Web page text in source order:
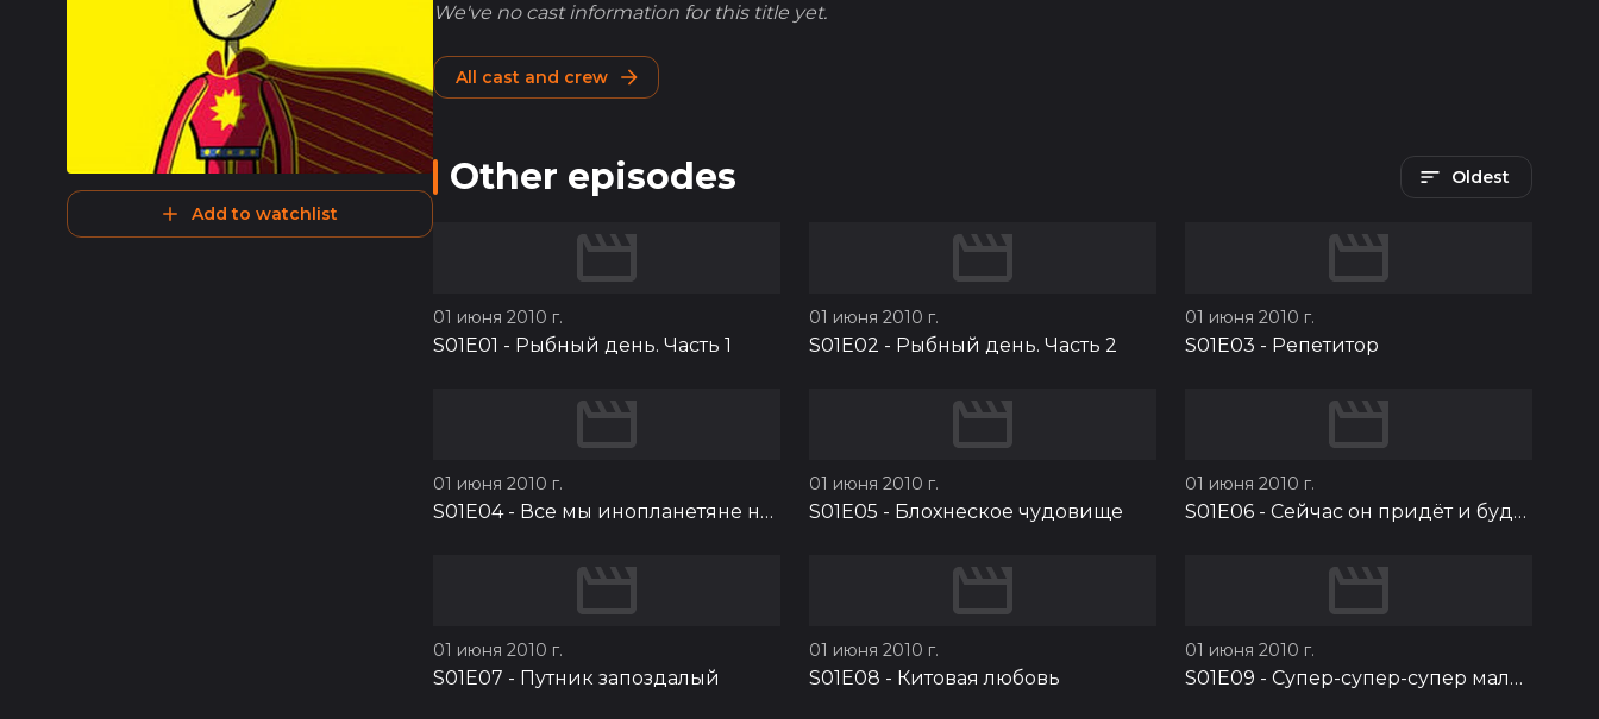
Add to watchlist
We've no cast information for this title yet.
All cast and crew
Other episodes Oldest
01 июня 2010 г.
S01E01 - Рыбный день. Часть 1
01 июня 2010 г.
S01E02 - Рыбный день. Часть 2
01 июня 2010 г.
S01E03 - Репетитор
01 июня 2010 г.
S01E04- Все мы инопланетяне на этой земле
01 июня 2010 г.
S01E05 - Блохнеское чудовище
01 июня 2010 г.
S01E06 - Сейчас он придёт и будет весело
01 июня 2010 г.
S01E07 - Путник запоздалый
01 июня 2010 г.
S01E08 - Китовая любовь
01 июня 2010 г.
S01E09 - Супер-супер-супер мальчик